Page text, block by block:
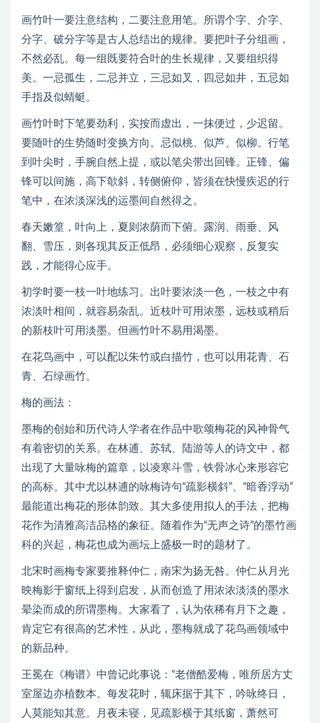
画竹叶一要注意结构，二要注意用笔。所谓个字、介字、
分字、破分字等是古人总结出的规律。要把叶子分组画，
不然必乱。每一组既要符合叶的生长规律，又要组织得
美。一忌孤生，二忌并立，三忌如叉，四忌如井，五忌如
手指及似蜻蜓。
画竹叶时下笔要劲利，实按而虚出，一抹便过，少迟留。
要随叶的生势随时变换方向。忌似桃、似芦、似柳。行笔
到叶尖时，手腕自然上提，或以笔尖带出回锋。正锋、偏
锋可以间施，高下欹斜，转侧俯仰，皆须在快慢疾迟的行
笔中，在浓淡深浅的运墨间自然得之。
春天嫩篁，叶向上，夏则浓荫而下俯。露润、雨垂、风
翻、雪压，则各现其反正低昂，必须细心观察，反复实
践，才能得心应手。
初学时要一枝一叶地练习。出叶要浓淡一色，一枝之中有
浓淡叶相间，就容易杂乱。近枝叶可用浓墨，远枝或稍后
的新枝叶可用淡墨。但画竹叶不易用渴墨。
在花鸟画中，可以配以朱竹或白描竹，也可以用花青、石
青、石绿画竹。
梅的画法：
墨梅的创始和历代诗人学者在作品中歌颂梅花的风神骨气
有着密切的关系。在林逋、苏轼、陆游等人的诗文中，都
出现了大量咏梅的篇章，以凌寒斗雪，铁骨冰心来形容它
的高标。其中尤以林逋的咏梅诗句“疏影横斜”、“暗香浮动”
最能道出梅花的形体韵致。其大多使用拟人的手法，把梅
花作为清雅高洁品格的象征。随着作为“无声之诗”的墨竹画
科的兴起，梅花也成为画坛上盛极一时的题材了。
北宋时画梅专家要推释仲仁，南宋为扬无咎。仲仁从月光
映梅影于窗纸上得到启发，从而创造了用浓浓淡淡的墨水
晕染而成的所谓墨梅。大家看了，认为依稀有月下之趣，
肯定它有很高的艺术性，从此，墨梅就成了花鸟画领域中
的新品种。
王冕在《梅谱》中曾记此事说：“老僧酷爱梅，唯所居方丈
室屋边亦植数本。每发花时，辄床据于其下，吟咏终日，
人莫能知其意。月夜未寝，见疏影横于其纸窗，萧然可